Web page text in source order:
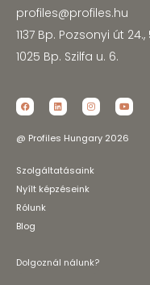
profiles@profiles.hu
1137 Bp. Pozsonyi út 24.,
1025 Bp. Szilfa u. 6.
@ Profiles Hungary 2026
Szolgáltatásaink
Nyílt képzéseink
Rólunk
Blog
Dolgoznál nálunk?